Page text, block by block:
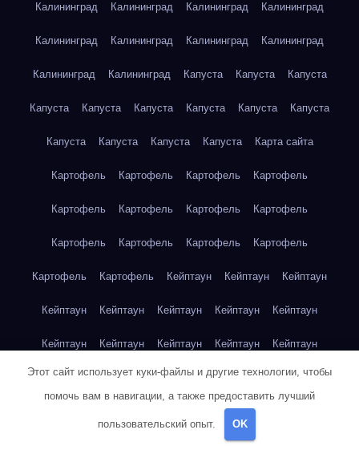
Калининград Калининград Калининград Калининград
Калининград Калининград Калининград Калининград
Калининград Калининград Капуста Капуста Капуста
Капуста Капуста Капуста Капуста Капуста Капуста
Капуста Капуста Капуста Капуста Карта сайта
Картофель Картофель Картофель Картофель
Картофель Картофель Картофель Картофель
Картофель Картофель Картофель Картофель
Картофель Картофель Кейптаун Кейптаун Кейптаун
Кейптаун Кейптаун Кейптаун Кейптаун Кейптаун
Кейптаун Кейптаун Кейптаун Кейптаун Кейптаун
Кейптаун Кейптаун Кейптаун Кейптаун Кейптаун
Клубника
Красноярск
Этот сайт использует куки-файлы и другие технологии, чтобы
помочь вам в навигации, а также предоставить лучший
пользовательский опыт. OK